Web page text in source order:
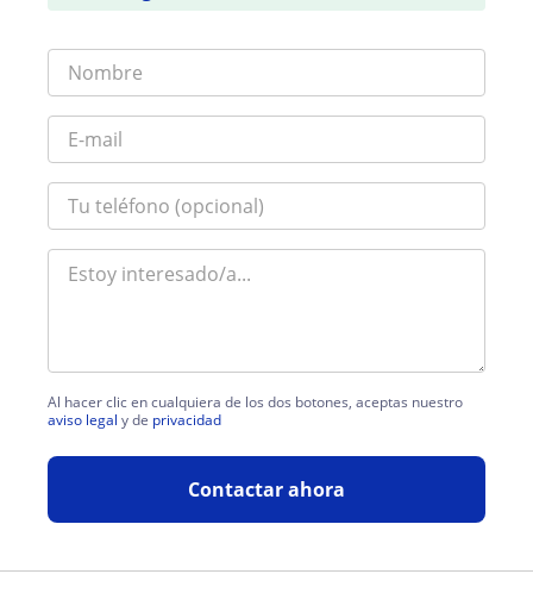
Al hacer clic en cualquiera de los dos botones, aceptas nuestro
aviso legal y de privacidad
Contactar ahora